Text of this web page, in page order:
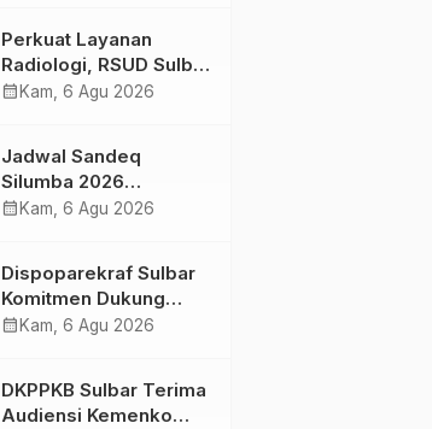
dalam Pemenuhan Gizi
Perkuat Layanan
Radiologi, RSUD Sulbar
Sambut Kembali dr. Iis
calendar_month Kam, 6 Agu 2026
Jadwal Sandeq
Silumba 2026
Disesuaikan,
Tetap Dimatangkan
calendar_month Kam, 6 Agu 2026
Dispoparekraf Sulbar
Komitmen Dukung
Penyusunan RAD
calendar_month Kam, 6 Agu 2026
DKPPKB Sulbar Terima
Audiensi Kemenko